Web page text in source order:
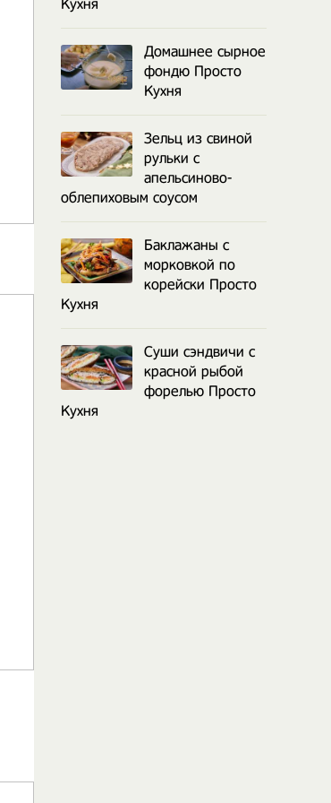
Кухня
Домашнее сырное
фондю Просто
Кухня
Зельц из свиной
рульки с
апельсиново-
облепиховым соусом
Баклажаны с
морковкой по
корейски Просто
Кухня
Суши сэндвичи с
красной рыбой
форелью Просто
Кухня